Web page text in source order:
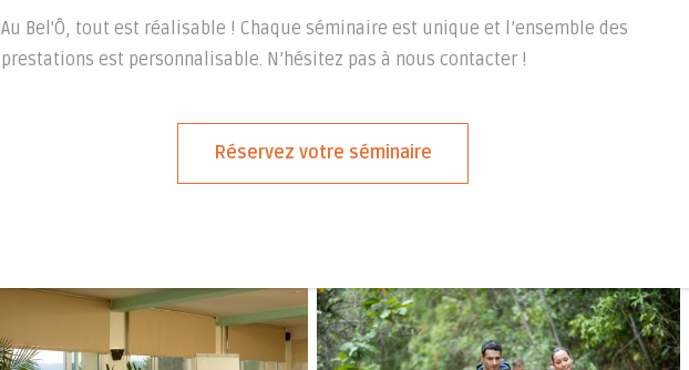
Au Bel'Ô, tout est réalisable ! Chaque séminaire est unique et l’ensemble des
prestations est personnalisable. N’hésitez pas à nous contacter !
Réservez votre séminaire